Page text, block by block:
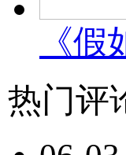
《
热门评